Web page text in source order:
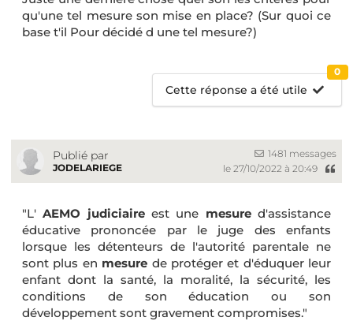
qu'une tel mesure son mise en place? (Sur quoi ce
base t'il Pour décidé d une tel mesure?)
Cette réponse a été utile
0
Publié par
JODELARIEGE
1481 messages
le 27/10/2022 à 20:49
"L'AEMO judiciaireest une mesured'assistance
éducative prononcée par le juge des enfants
lorsque les détenteurs de l'autorité parentale ne
sont plus en mesure de protéger et d'éduquer leur
enfant dont la santé, la moralité, la sécurité, les
conditions de son éducation ou son
développement sont gravement compromises."